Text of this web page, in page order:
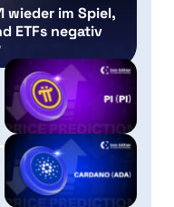
wieder im Spiel,
ETFs negativ